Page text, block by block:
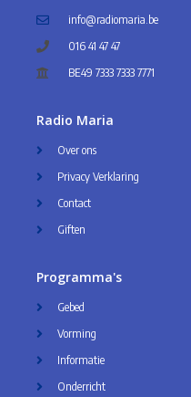
info@radiomaria.be
016 41 47 47
BE49 7333 7333 7771
Radio Maria
Over ons
Privacy Verklaring
Contact
Giften
Programma's
Gebed
Vorming
Informatie
Onderricht